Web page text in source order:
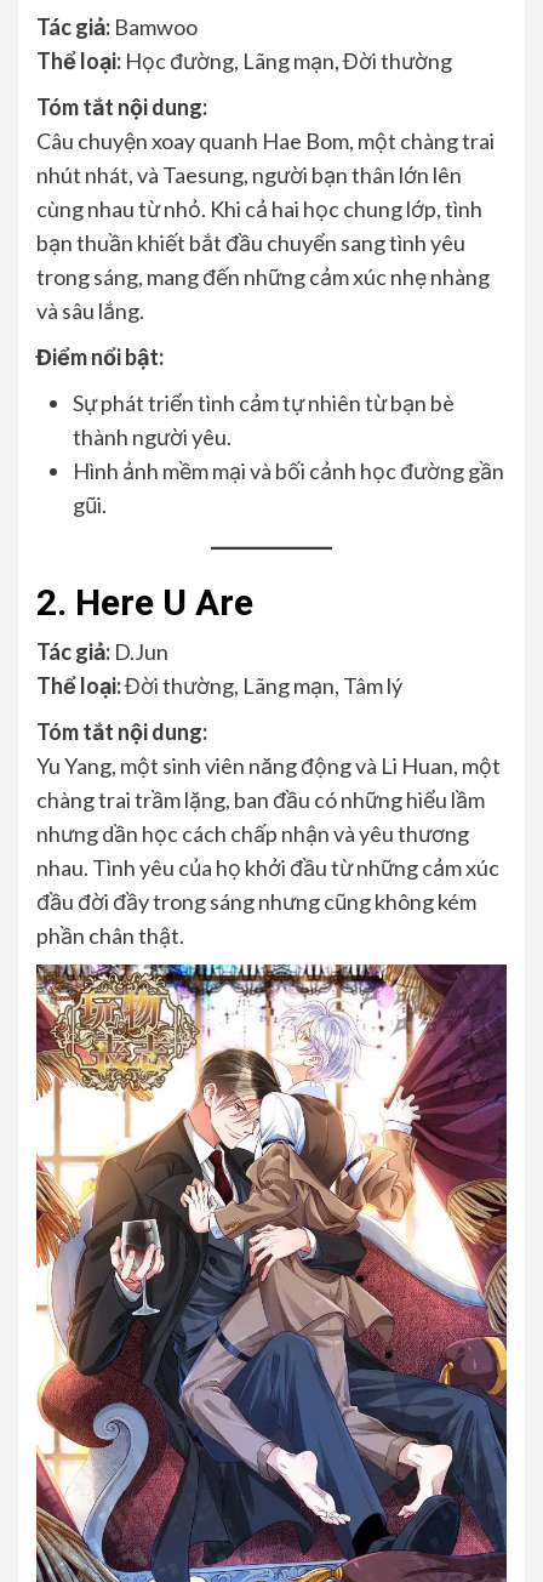
Tác giả: Bamwoo
Thể loại: Học đường, Lãng mạn, Đời thường
Tóm tắt nội dung:
Câu chuyện xoay quanh Hae Bom, một chàng trai
nhút nhát, và Taesung, người bạn thân lớn lên
cùng nhau từ nhỏ. Khi cả hai học chung lớp, tình
bạn thuần khiết bắt đầu chuyển sang tình yêu
trong sáng, mang đến những cảm xúc nhẹ nhàng
và sâu lắng.
Điểm nổi bật:
Sự phát triển tình cảm tự nhiên từ bạn bè
thành người yêu.
Hình ảnh mềm mại và bối cảnh học đường gần
gũi.
2. Here U Are
Tác giả: D.Jun
Thể loại:Đời thường, Lãng mạn, Tâm lý
Tóm tắt nội dung:
Yu Yang, một sinh viên năng động và Li Huan, một
chàng trai trầm lặng, ban đầu có những hiểu lầm
nhưng dần học cách chấp nhận và yêu thương
nhau. Tình yêu của họ khởi đầu từ những cảm xúc
đầu đời đầy trong sáng nhưng cũng không kém
phần chân thật.